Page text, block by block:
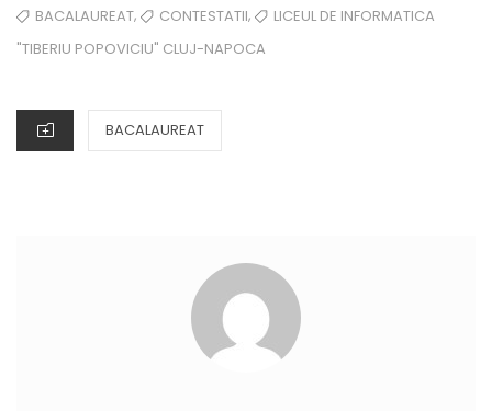
ON
TAGSBACALAUREAT, CONTESTATII,
LICEUL DE INFORMATICA
"TIBERIU POPOVICIU" CLUJ-NAPOCA
CATEGORIES
BACALAUREAT